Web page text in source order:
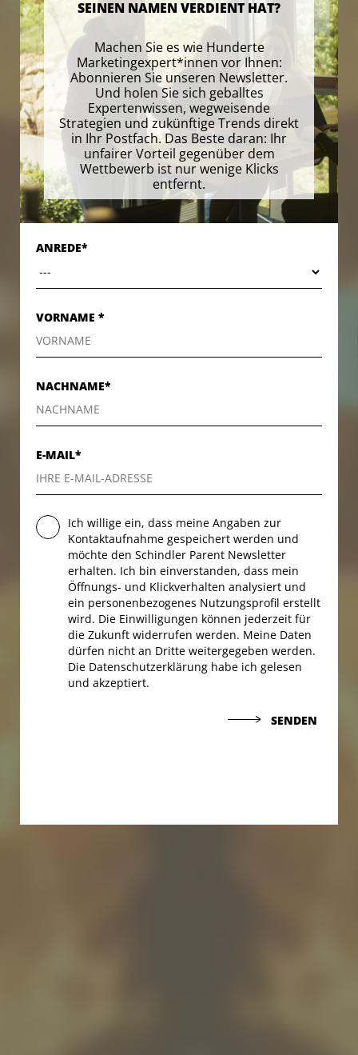
SEINEN NAMEN VERDIENT HAT?
Machen Sie es wie Hunderte
Marketingexpert*innen vor Ihnen:
Abonnieren Sie unseren Newsletter.
Und holen Sie sich geballtes
Expertenwissen, wegweisende
Strategien und zukünftige Trends direkt
in Ihr Postfach. Das Beste daran: Ihr
unfairer Vorteil gegenüber dem
Wettbewerb ist nur wenige Klicks
entfernt.
ANREDE*
VORNAME *
NACHNAME*
E-MAIL*
Ich willige ein, dass meine Angaben zur
Kontaktaufnahme gespeichert werden und
möchte den Schindler Parent Newsletter
erhalten. Ich bin einverstanden, dass mein
Öffnungs- und Klickverhalten analysiert und
ein personenbezogenes Nutzungsprofil erstellt
wird. Die Einwilligungen können jederzeit für
die Zukunft widerrufen werden. Meine Daten
dürfen nicht an Dritte weitergegeben werden.
Die Datenschutzerklärung habe ich gelesen
und akzeptiert.
SENDEN